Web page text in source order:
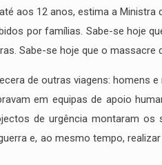
aos 12 anos, estima a
por famílias. Sabe-se hoje
Sabe-se hoje que o
de outras viagens: homens
em equipas de apoio
de urgência montaram
e, ao mesmo tempo,